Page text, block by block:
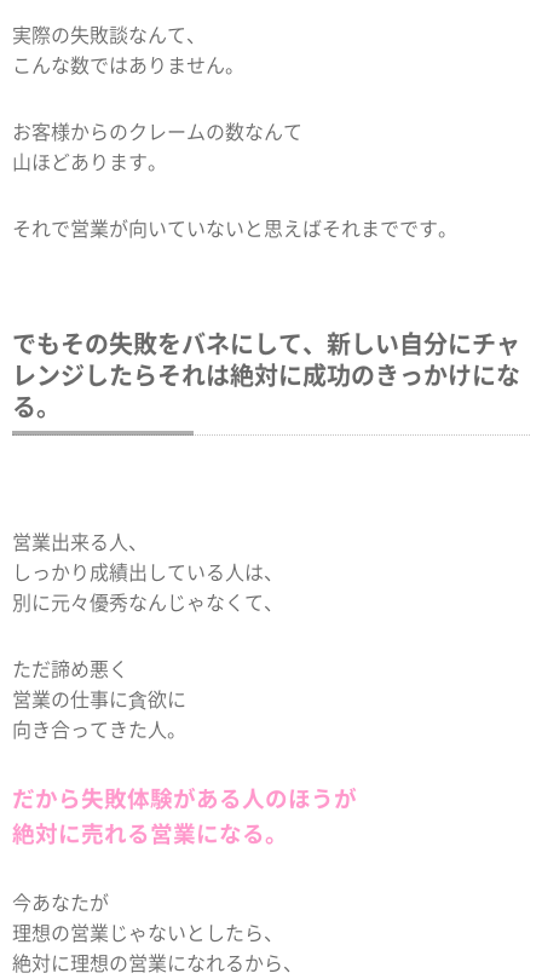
実際の失敗談なんて、
こんな数ではありません。
お客様からのクレームの数なんて
山ほどあります。
それで営業が向いていないと思えばそれまでです。
でもその失敗をバネにして、新しい自分にチャ
レンジしたらそれは絶対に成功のきっかけにな
る。
営業出来る人、
しっかり成績出している人は、
別に元々優秀なんじゃなくて、
ただ諦め悪く
営業の仕事に貪欲に
向き合ってきた人。
だから失敗体験がある人のほうが
絶対に売れる営業になる。
今あなたが
理想の営業じゃないとしたら、
絶対に理想の営業になれるから、